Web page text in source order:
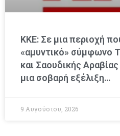
ΚΚΕ: Σε μια περιοχή
«αμυντικό» σύμφωνο
και Σαουδικής
μια σοβαρή εξέλιξη…
9 Αυγούστου, 2026